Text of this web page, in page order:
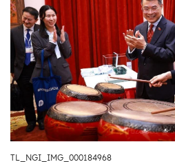
TL_NGI_IMG_000184968